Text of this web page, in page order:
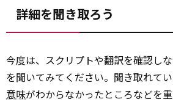
詳細を聞き取ろう
今度は、スクリプトや翻訳を確認し
を聞いてみてください。聞き取れてい
意味がわからなかったところなどを